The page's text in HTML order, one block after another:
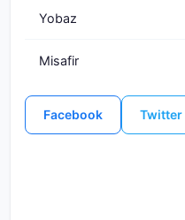
Yobaz
Misafir
Facebook Twitter